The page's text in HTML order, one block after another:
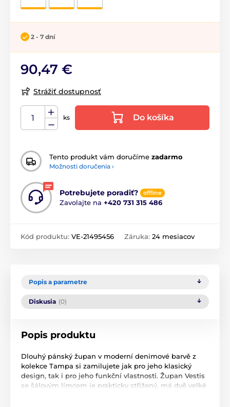
2 - 7 dní
90,47 €
Strážiť dostupnosť
ks Do košíka
Tento produkt vám doručíme zadarmo
Možnosti doručenia ›
Potrebujete poradiť? offline
Zavolajte na +420 731 315 486
Kód produktu: VE-21495456 Záruka: 24 mesiacov
Popis a parametre
Diskusia (0)
Popis produktu
Dlouhý pánský župan v moderní denimové barvě z
kolekce Tampa si zamilujete jak pro jeho klasický
design, tak i pro jeho funkční vlastnosti. Župan Vestis
se šálovým límcem je prakticky střižený, má dvě velké